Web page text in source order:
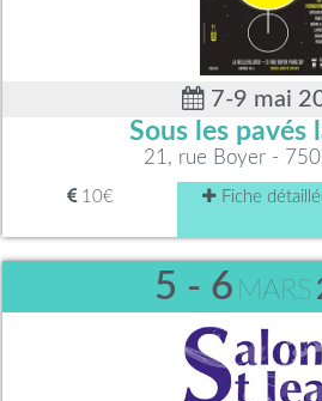
7-9 mai
Sous les pavés
21, rue Boyer -
10€ Fiche
5 - 6 MARS